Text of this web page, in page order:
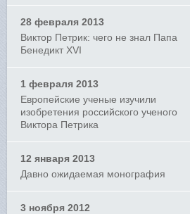
28 февраля 2013
Виктор Петрик: чего не знал Папа
Бенедикт XVI
1 февраля 2013
Европейские ученые изучили
изобретения российского ученого
Виктора Петрика
12 января 2013
Давно ожидаемая монография
3 ноября 2012